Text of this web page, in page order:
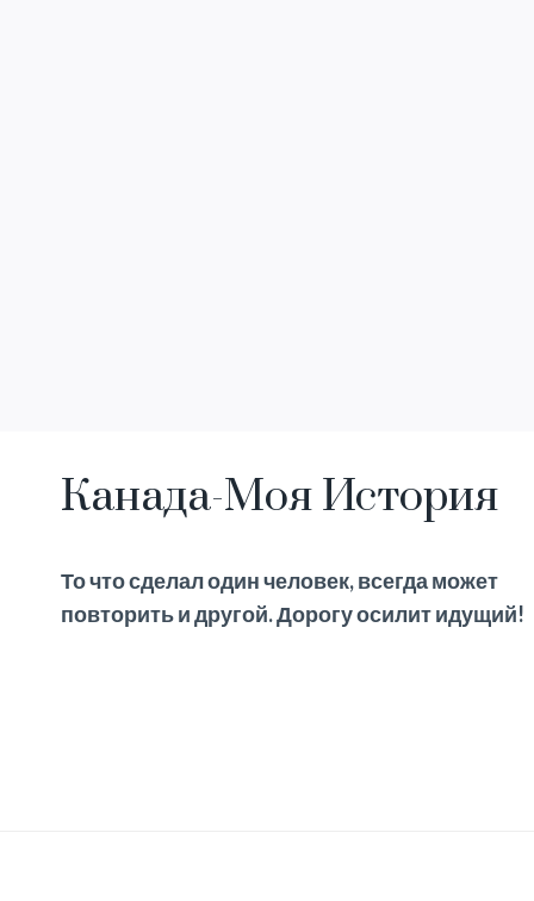
Канада-Моя История
То что сделал один человек, всегда может
повторить и другой. Дорогу осилит идущий!